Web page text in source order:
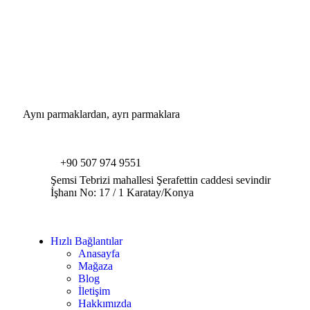
Aynı parmaklardan, ayrı parmaklara
+90 507 974 9551
Şemsi Tebrizi mahallesi Şerafettin caddesi sevindir
İşhanı No: 17 / 1 Karatay/Konya
Hızlı Bağlantılar
Anasayfa
Mağaza
Blog
İletişim
Hakkımızda